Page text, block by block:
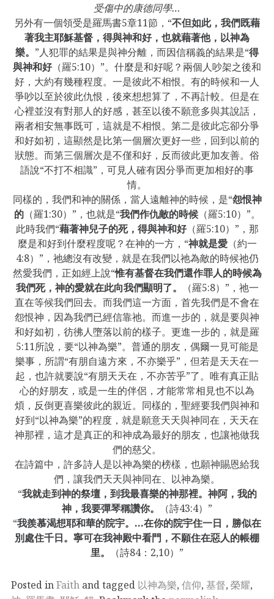
受傷中的康德同學…
另外有一個領受是羅馬書5章11節，“不但如此，我們既藉
著我主耶穌基督，得與神和好，也就藉著他，以神為
樂。 ”人犯罪的結果是與神分離，而因信稱義的結果是“得
與神和好（羅5:10）”。什麼是和好呢？兩個人吵架之後和
好，大約有幾種程度。一是彼此不相恨。有的時候和一人
爭吵以至於彼此仇恨，後來想想算了，不再計較。但是在
心裡並沒有對那人的好感，甚至以後不願意多與其說話，
兩者相安無事既可，這就是不相恨。第二是彼此忘卻分爭
和好如初，這顯然是比第一個層次更好一些，回到以前的
狀態。而第三個層次是不僅和好，反而彼此更加友善。俗
語說“不打不相識”，可見人確有因分爭而更加相好的事
情。
同樣的，我們和神的關係，當人遠離神的時候，是“怨恨神
的（羅1:30）”，也就是“我們作仇敵的時候（羅5:10）”。
此時我們“藉著神兒子的死，得與神和好（羅5:10）”，那
麼是和好到什麼程度呢？在神的一方，“神就是愛（約一
4:8）”，祂總沒有改變，就是在我們以祂為敵的時候祂仍
然愛我們，正如經上說“惟有基督在我們還作罪人的時候為
我們死，神的愛就在此向我們顯明了。
（羅5:8）”，祂一
直在等候我們回去。而我們這一方面，首先我們是不會在
怨恨神，因為我們已經信靠祂。而進一步的，就是要與神
和好如初，彷彿人墮落以前的樣子。更進一步的，就是羅
5:11所說，要“以神為樂”。普通的朋友，偶爾一見可能是
樂事，所謂“有朋自遠方來，不亦樂乎”，但若是天天在一
起，也許就要說“有朋天天在，不亦苦乎”了。唯有真正貼
心的好朋友，或是一生的伴侶，才能常常相見也不以為
煩，反倒更喜樂彼此的親近。同樣的，聖經要我們與神和
好到“以神為樂”的程度，就是願意天天與神同在，天天在
神那裡，這才是真正的和神成為最好的朋友，也讓祂做我
們的慈父。
在詩篇中，許多詩人是以神為樂的榜樣，也願神賜恩給我
們，讓我們天天與神同在、以神為樂。
“我就走到神的祭壇，到我最喜樂的神那裡。神阿，我的
神，我要彈琴稱讚你。
（詩43:4）”
“我羨慕渴想耶和華的院宇。…在你的院宇住一日，勝似在
別處住千日。寧可在我神殿中看門，不願住在惡人的帳棚
里。
（詩84：2,10）”
Posted inFaith and tagged 以神為樂, 信仰, 基督, 榮耀,